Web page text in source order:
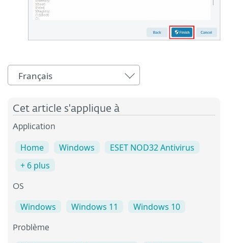
Français
Cet article s'applique à
Application
Home Windows
ESET NOD32 Antivirus
+ 6 plus
OS
Windows Windows 11 Windows 10
Problème